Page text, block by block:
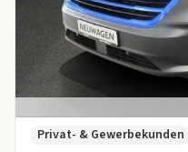
Privat- & Gewerbekunden